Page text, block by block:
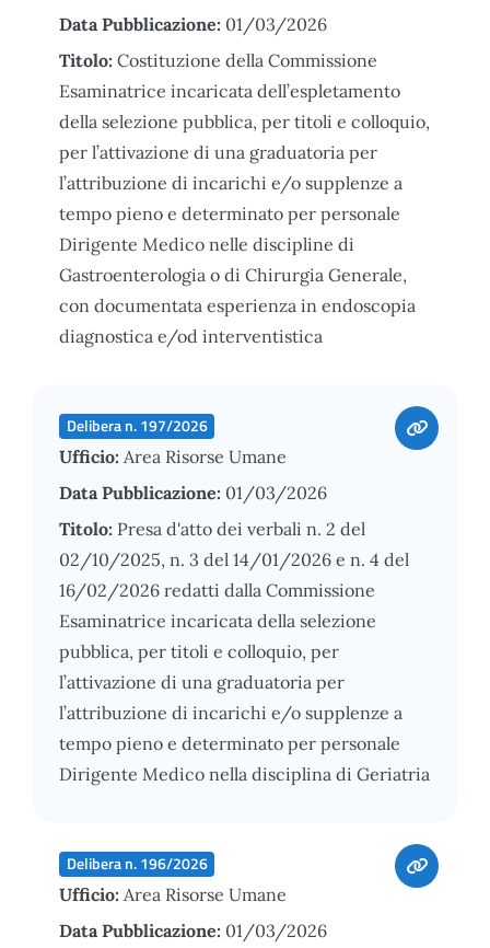
Data Pubblicazione: 01/03/2026
Titolo: Costituzione della Commissione
Esaminatrice incaricata dell’espletamento
della selezione pubblica, per titoli e colloquio,
per l’attivazione di una graduatoria per
l’attribuzione di incarichi e/o supplenze a
tempo pieno e determinato per personale
Dirigente Medico nelle discipline di
Gastroenterologia o di Chirurgia Generale,
con documentata esperienza in endoscopia
diagnostica e/od interventistica
Delibera n. 197/2026
Ufficio: Area Risorse Umane
Data Pubblicazione: 01/03/2026
Titolo: Presa d'atto dei verbali n. 2 del
02/10/2025, n. 3 del 14/01/2026 e n. 4 del
16/02/2026 redatti dalla Commissione
Esaminatrice incaricata della selezione
pubblica, per titoli e colloquio, per
l’attivazione di una graduatoria per
l’attribuzione di incarichi e/o supplenze a
tempo pieno e determinato per personale
Dirigente Medico nella disciplina di Geriatria
Delibera n. 196/2026
Ufficio: Area Risorse Umane
Data Pubblicazione: 01/03/2026